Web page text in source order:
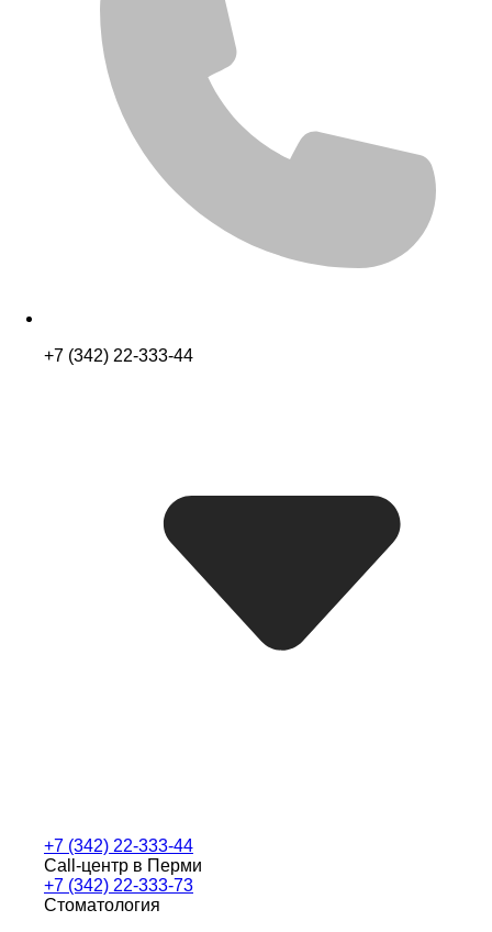
+7 (342) 22-333-44
+7 (342) 22-333-44
Call-центр в Перми
+7 (342) 22-333-73
Стоматология